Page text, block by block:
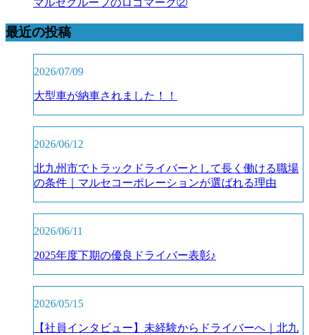
最近の投稿
2026/07/09
大型車が納車されました！！
2026/06/12
北九州市でトラックドライバーとして長く働ける職場
の条件｜マルセコーポレーションが選ばれる理由
2026/06/11
2025年度下期の優良ドライバー表彰♪
2026/05/15
【社員インタビュー】未経験からドライバーへ｜北九